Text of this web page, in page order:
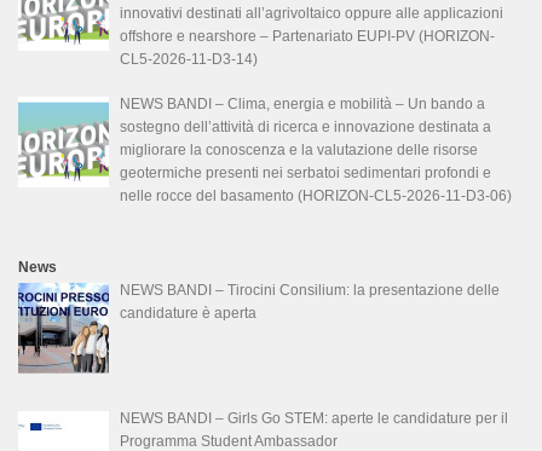
innovativi destinati all’agrivoltaico oppure alle applicazioni
offshore e nearshore – Partenariato EUPI-PV (HORIZON-
CL5-2026-11-D3-14)
NEWS BANDI – Clima, energia e mobilità – Un bando a
sostegno dell’attività di ricerca e innovazione destinata a
migliorare la conoscenza e la valutazione delle risorse
geotermiche presenti nei serbatoi sedimentari profondi e
nelle rocce del basamento (HORIZON-CL5-2026-11-D3-06)
News
NEWS BANDI – Tirocini Consilium: la presentazione delle
candidature è aperta
NEWS BANDI – Girls Go STEM: aperte le candidature per il
Programma Student Ambassador